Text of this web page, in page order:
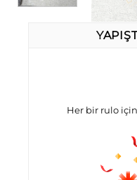
Her bir rulo için